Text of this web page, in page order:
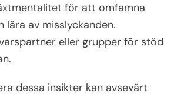
för att omfamna
lära av misslyckanden.
eller grupper för stöd
dessa insikter kan avsevärt